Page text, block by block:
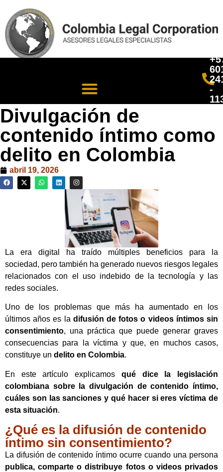
-
Divulgación de
contenido íntimo como
delito en Colombia
abril 19, 2026
La era digital ha traído múltiples beneficios para la
sociedad, pero también ha generado nuevos riesgos legales
relacionados con el uso indebido de la tecnología y las
redes sociales.
Uno de los problemas que más ha aumentado en los
últimos años es la difusión de fotos o videos íntimos sin
consentimiento, una práctica que puede generar graves
consecuencias para la víctima y que, en muchos casos,
constituye un delito en Colombia.
En este artículo explicamos qué dice la legislación
colombiana sobre la divulgación de contenido íntimo,
cuáles son las sanciones y qué hacer si eres víctima de
esta situación.
¿Qué es la difusión de contenido
íntimo sin consentimiento?
La difusión de contenido íntimo ocurre cuando una persona
publica, comparte o distribuye fotos o videos privados